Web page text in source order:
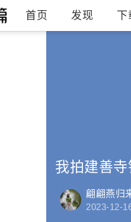
首页 发现 下
我拍建善
翩翩燕归
2023-12-